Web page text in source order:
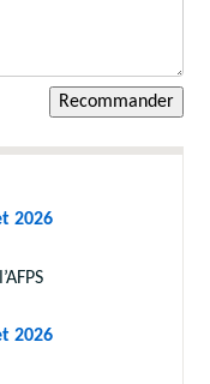
2026
2026